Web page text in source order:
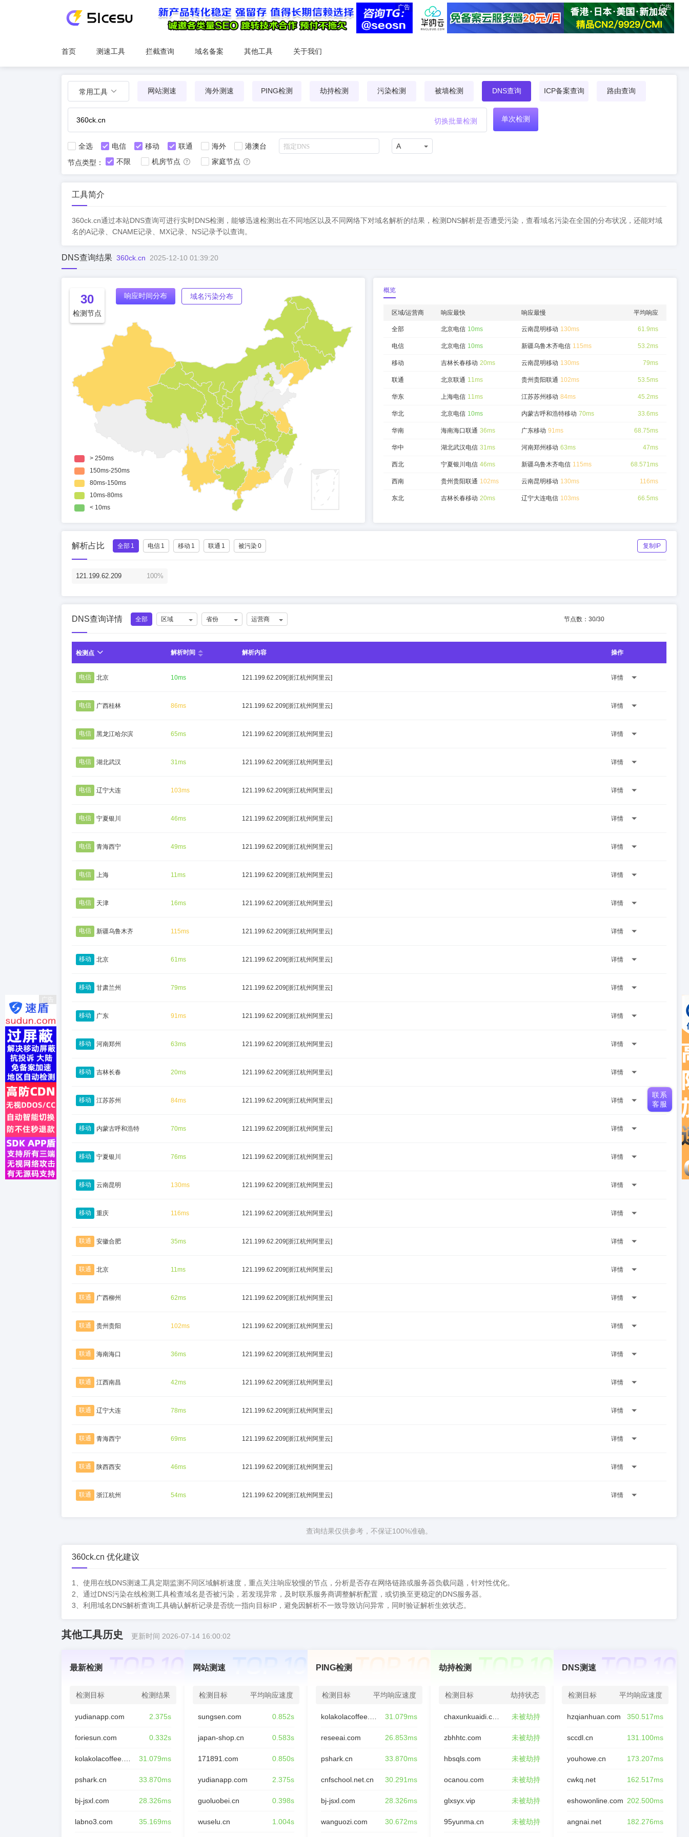
广告 广告
首页 测速工具 拦截查询 域名备案 其他工具 关于我们
常用工具 网站测速 海外测速 PING检测 劫持检测 污染检测 被墙检测 DNS查询 ICP备案查询 路由查询
切换批量检测 单次检测
全选 电信 移动 联通 海外 港澳台
A
节点类型：
不限 机房节点 家庭节点
工具简介
360ck.cn通过本站DNS查询可进行实时DNS检测，能够迅速检测出在不同地区以及不同网络下对域名解析的结果，检测DNS解析是否遭受污染，查看域名污染在全国的分布状况，还能对域
名的A记录、CNAME记录、MX记录、NS记录予以查询。
DNS查询结果 360ck.cn 2025-12-10 01:39:20
30
检测节点
响应时间分布 域名污染分布
概览
区域/运营商 响应最快 响应最慢 平均响应
全部 北京电信 10ms 云南昆明移动 130ms 61.9ms
电信 北京电信 10ms 新疆乌鲁木齐电信 115ms 53.2ms
移动 吉林长春移动 20ms 云南昆明移动 130ms 79ms
联通 北京联通 11ms 贵州贵阳联通 102ms 53.5ms
华东 上海电信 11ms 江苏苏州移动 84ms 45.2ms
华北 北京电信 10ms 内蒙古呼和浩特移动 70ms 33.6ms
华南 海南海口联通 36ms 广东移动 91ms 68.75ms
华中 湖北武汉电信 31ms 河南郑州移动 63ms 47ms
西北 宁夏银川电信 46ms 新疆乌鲁木齐电信 115ms 68.571ms
西南 贵州贵阳联通 102ms 云南昆明移动 130ms 116ms
东北 吉林长春移动 20ms 辽宁大连电信 103ms 66.5ms
解析占比 全部 1 电信 1 移动 1 联通 1 被污染0 复制IP
121.199.62.209 100%
DNS查询详情 全部 区域 省份 运营商 节点数： 30/30
检测点 解析时间 解析内容 操作
电信 北京 10ms 121.199.62.209[浙江杭州阿里云] 详情
电信 广西桂林 86ms 121.199.62.209[浙江杭州阿里云] 详情
电信 黑龙江哈尔滨 65ms 121.199.62.209[浙江杭州阿里云] 详情
电信 湖北武汉 31ms 121.199.62.209[浙江杭州阿里云] 详情
电信 辽宁大连 103ms 121.199.62.209[浙江杭州阿里云] 详情
电信 宁夏银川 46ms 121.199.62.209[浙江杭州阿里云] 详情
电信 青海西宁 49ms 121.199.62.209[浙江杭州阿里云] 详情
电信 上海 11ms 121.199.62.209[浙江杭州阿里云] 详情
电信 天津 16ms 121.199.62.209[浙江杭州阿里云] 详情
电信 新疆乌鲁木齐 115ms 121.199.62.209[浙江杭州阿里云] 详情
移动 北京 61ms 121.199.62.209[浙江杭州阿里云] 详情
移动 甘肃兰州 79ms 121.199.62.209[浙江杭州阿里云] 详情
移动 广东 91ms 121.199.62.209[浙江杭州阿里云] 详情
移动 河南郑州 63ms 121.199.62.209[浙江杭州阿里云] 详情
移动 吉林长春 20ms 121.199.62.209[浙江杭州阿里云] 详情
移动 江苏苏州 84ms 121.199.62.209[浙江杭州阿里云] 详情
移动 内蒙古呼和浩特 70ms 121.199.62.209[浙江杭州阿里云] 详情
移动 宁夏银川 76ms 121.199.62.209[浙江杭州阿里云] 详情
移动 云南昆明 130ms 121.199.62.209[浙江杭州阿里云] 详情
移动 重庆 116ms 121.199.62.209[浙江杭州阿里云] 详情
联通 安徽合肥 35ms 121.199.62.209[浙江杭州阿里云] 详情
联通 北京 11ms 121.199.62.209[浙江杭州阿里云] 详情
联通 广西柳州 62ms 121.199.62.209[浙江杭州阿里云] 详情
联通 贵州贵阳 102ms 121.199.62.209[浙江杭州阿里云] 详情
联通 海南海口 36ms 121.199.62.209[浙江杭州阿里云] 详情
联通 江西南昌 42ms 121.199.62.209[浙江杭州阿里云] 详情
联通 辽宁大连 78ms 121.199.62.209[浙江杭州阿里云] 详情
联通 青海西宁 69ms 121.199.62.209[浙江杭州阿里云] 详情
联通 陕西西安 46ms 121.199.62.209[浙江杭州阿里云] 详情
联通 浙江杭州 54ms 121.199.62.209[浙江杭州阿里云] 详情
查询结果仅供参考，不保证100%准确。
360ck.cn 优化建议
1、使用在线DNS测速工具定期监测不同区域解析速度，重点关注响应较慢的节点，分析是否存在网络链路或服务器负载问题，针对性优化。
2、通过DNS污染在线检测工具检查域名是否被污染，若发现异常，及时联系服务商调整解析配置，或切换至更稳定的DNS服务器。
3、利用域名DNS解析查询工具确认解析记录是否统一指向目标IP，避免因解析不一致导致访问异常，同时验证解析生效状态。
其他工具历史 更新时间 2026-07-14 16:00:02
最新检测
检测目标 检测结果
yudianapp.com 2.375s
foriesun.com 0.332s
31.079ms
pshark.cn 33.870ms
bj-jsxl.com 28.326ms
labno3.com 35.169ms
网站测速
检测目标 平均响应速度
sungsen.com 0.852s
japan-shop.cn 0.583s
171891.com 0.850s
yudianapp.com 2.375s
guoluobei.cn 0.398s
wuselu.cn 1.004s
PING检测
检测目标 平均响应速度
31.079ms
reseeai.com 26.853ms
pshark.cn 33.870ms
cnfschool.net.cn 30.291ms
bj-jsxl.com 28.326ms
wanguozi.com 30.672ms
劫持检测
检测目标 劫持状态
未被劫持
zbhhtc.com 未被劫持
hbsqls.com 未被劫持
ocanou.com 未被劫持
glxsyx.vip 未被劫持
95yunma.cn 未被劫持
DNS测速
检测目标 平均响应速度
hzqianhuan.com 350.517ms
sccdl.cn 131.100ms
youhowe.cn 173.207ms
cwkq.net 162.517ms
eshowonline.com 202.500ms
angnai.net 182.276ms
广告
联系
客服